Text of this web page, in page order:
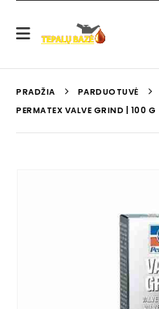
PRADŽIA PARDUOTUVĖ
PERMATEX VALVE GRIND | 100 G